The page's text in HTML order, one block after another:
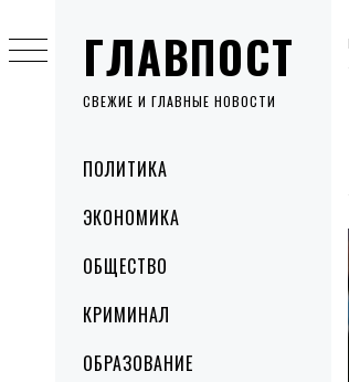
ГЛАВПОСТ
СВЕЖИЕ И ГЛАВНЫЕ НОВОСТИ
MenuПОЛИТИКА
ЭКОНОМИКА
ОБЩЕСТВО
КРИМИНАЛ
ОБРАЗОВАНИЕ
to
content